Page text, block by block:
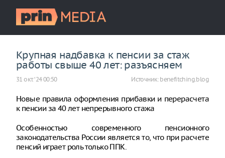
Крупная надбавка к пенсии за стаж
работы свыше 40 лет: разъясняем
31 окт. ‘24 00:50 Источник: benefitching.blog
Новые правила оформления прибавки и перерасчета
к пенсии за 40 лет непрерывного стажа
Особенностью современного пенсионного
законодательства России является то, что при расчете
пенсий играет роль только ППК.